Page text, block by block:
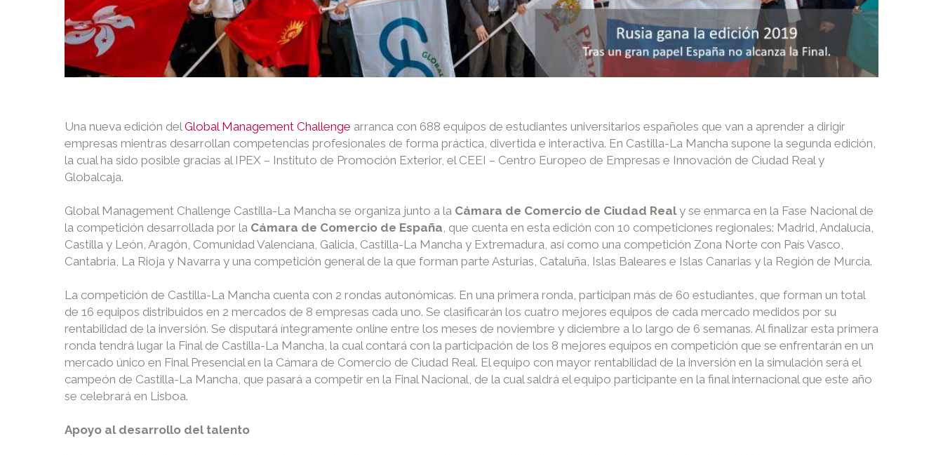
Una nueva edición delGlobal Management Challenge arranca con 688 equipos de estudiantes universitarios españoles que van a aprender a dirigir
empresas mientras desarrollan competencias profesionales de forma práctica, divertida e interactiva. En Castilla-La Mancha supone la segunda edición,
la cual ha sido posible gracias al IPEX – Instituto de Promoción Exterior, el CEEI – Centro Europeo de Empresas e Innovación de Ciudad Real y
Globalcaja.
Global Management Challenge Castilla-La Mancha se organiza junto a la Cámara de Comercio de Ciudad Realy se enmarca en la Fase Nacional de
la competición desarrollada por la Cámara de Comercio de España, que cuenta en esta edición con 10 competiciones regionales: Madrid, Andalucía,
Castilla y León, Aragón, Comunidad Valenciana, Galicia, Castilla-La Mancha y Extremadura, así como una competición Zona Norte con País Vasco,
Cantabria, La Rioja y Navarra y una competición general de la que forman parte Asturias, Cataluña, Islas Baleares e Islas Canarias y la Región de Murcia.
La competición de Castilla-La Mancha cuenta con 2 rondas autonómicas. En una primera ronda, participan más de 60 estudiantes, que forman un total
de 16 equipos distribuidos en 2 mercados de 8 empresas cada uno. Se clasificarán los cuatro mejores equipos de cada mercado medidos por su
rentabilidad de la inversión. Se disputará íntegramente online entre los meses de noviembre y diciembre a lo largo de 6 semanas. Al finalizar esta primera
ronda tendrá lugar la Final de Castilla-La Mancha, la cual contará con la participación de los 8 mejores equipos en competición que se enfrentarán en un
mercado único en Final Presencial en la Cámara de Comercio de Ciudad Real. El equipo con mayor rentabilidad de la inversión en la simulación será el
campeón de Castilla-La Mancha, que pasará a competir en la Final Nacional, de la cual saldrá el equipo participante en la final internacional que este año
se celebrará en Lisboa.
Apoyo al desarrollo del talento